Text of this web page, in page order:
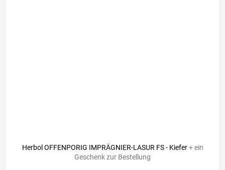
Herbol OFFENPORIG IMPRÄGNIER-LASUR FS - Kiefer+ ein
Geschenk zur Bestellung